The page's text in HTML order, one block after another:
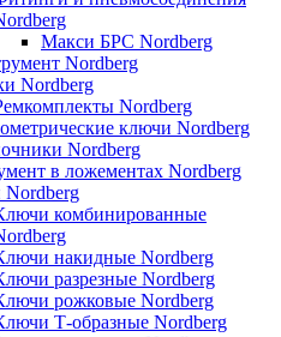
Макси БРС Nordberg
Nordberg
Nordberg
Nordberg
ключи Nordberg
Nordberg
в ложементах Nordberg
комбинированные
накидные Nordberg
разрезные Nordberg
рожковые Nordberg
Т-образные Nordberg